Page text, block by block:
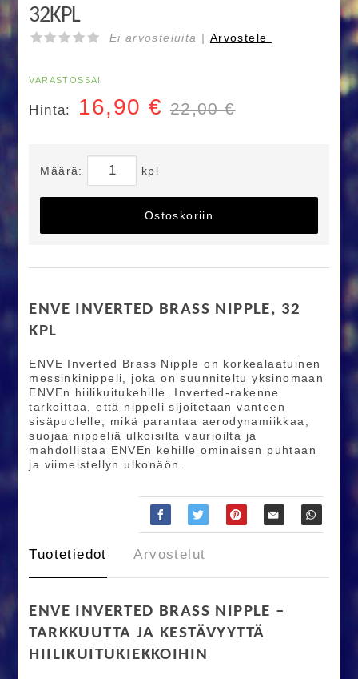
32KPL
Ei arvosteluita | Arvostele
VARASTOSSA!
Hinta: 16,90 € 22,00 €
Määrä: kpl
Ostoskoriin
ENVE INVERTED BRASS NIPPLE, 32
KPL
ENVE Inverted Brass Nipple on korkealaatuinen
messinkinippeli, joka on suunniteltu yksinomaan
ENVEn hiilikuitukehille. Inverted-rakenne
tarkoittaa, että nippeli sijoitetaan vanteen
sisäpuolelle, mikä parantaa aerodynamiikkaa,
suojaa nippeliä ulkoisilta vaurioilta ja
mahdollistaa ENVEn kehille ominaisen puhtaan
ja viimeistellyn ulkonäön.
Tuotetiedot Arvostelut
ENVE INVERTED BRASS NIPPLE –
TARKKUUTTA JA KESTÄVYYTTÄ
HIILIKUITUKIEKKOIHIN